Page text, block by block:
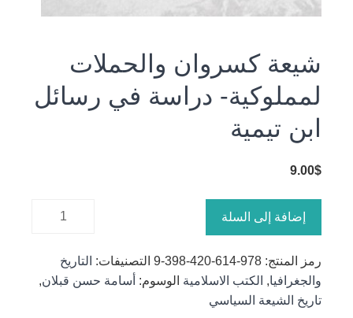
شيعة كسروان والحملات
لمملوكية- دراسة في رسائل
ابن تيمية
9.00$
كمية شيعة
لمملوكية-
دراسة في
إضافة إلى السلة
رمز المنتج: 978-614-420-398-9 التصنيفات: التاريخ
والجغرافيا, الكتب الاسلامية الوسوم: أسامة حسن قبلان,
تاريخ الشيعة السياسي